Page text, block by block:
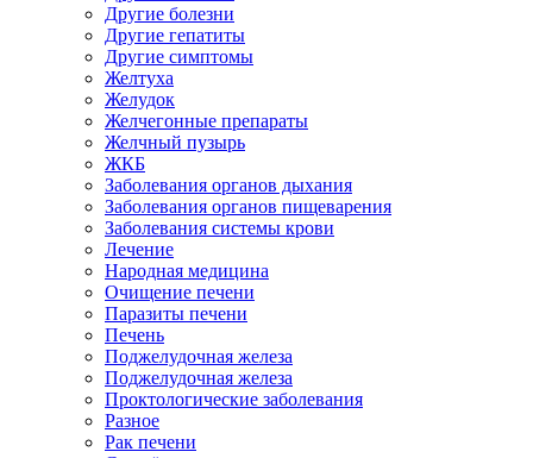
Другие болезни
Другие гепатиты
Другие симптомы
Желтуха
Желудок
Желчегонные препараты
Желчный пузырь
ЖКБ
Заболевания органов дыхания
Заболевания органов пищеварения
Заболевания системы крови
Лечение
Народная медицина
Очищение печени
Паразиты печени
Печень
Поджелудочная железа
Поджелудочная железа
Проктологические заболевания
Разное
Рак печени